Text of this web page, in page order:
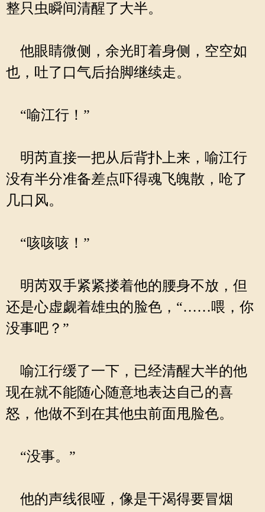
整只虫瞬间清醒了大半。
他眼睛微侧，余光盯着身侧，空空如
也，吐了口气后抬脚继续走。
“喻江行！”
明芮直接一把从后背扑上来，喻江行
没有半分准备差点吓得魂飞魄散，呛了
几口风。
“咳咳咳！”
明芮双手紧紧搂着他的腰身不放，但
还是心虚觑着雄虫的脸色，“……喂，你
没事吧？”
喻江行缓了一下，已经清醒大半的他
现在就不能随心随意地表达自己的喜
怒，他做不到在其他虫前面甩脸色。
“没事。”
他的声线很哑，像是干渴得要冒烟